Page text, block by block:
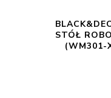
STÓŁ
(WM301-